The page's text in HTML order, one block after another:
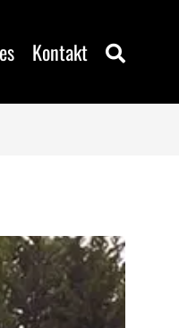
Kontakt